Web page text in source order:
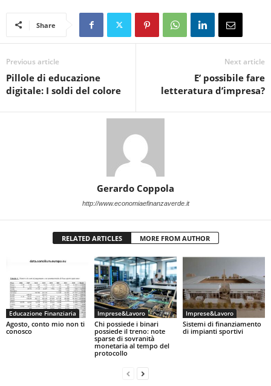
Share
Previous article
Pillole di educazione
digitale: I soldi del colore
Next article
E’ possibile fare
letteratura d’impresa?
Gerardo Coppola
http://www.economiaefinanzaverde.it
RELATED ARTICLES MORE FROM AUTHOR
Educazione Finanziaria
Agosto, conto mio non ti
conosco
Imprese&Lavoro
Chi possiede i binari
possiede il treno: note
sparse di sovranità
monetaria al tempo del
protocollo
Imprese&Lavoro
Sistemi di finanziamento
di impianti sportivi